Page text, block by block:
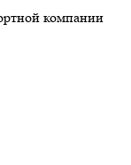
компании